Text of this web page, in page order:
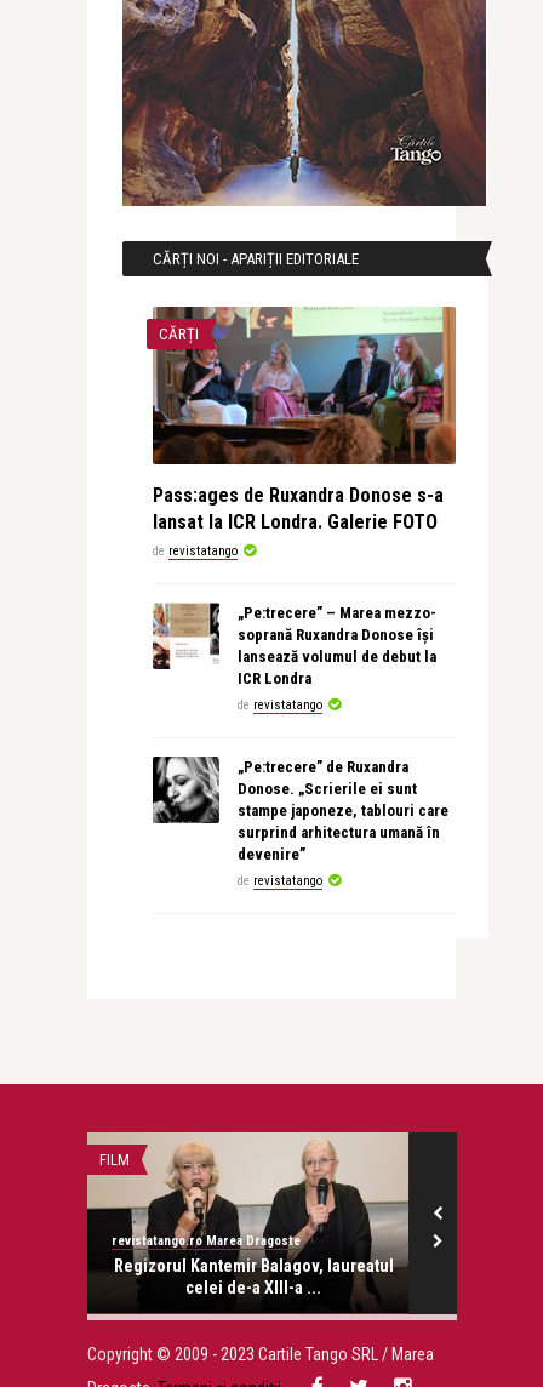
CĂRȚI NOI - APARIȚII EDITORIALE
CĂRȚI
Pass:ages de Ruxandra Donose s-a
lansat la ICR Londra. Galerie FOTO
de revistatango
„Pe:trecere” – Marea mezzo-
soprană Ruxandra Donose își
lansează volumul de debut la
ICR Londra
de revistatango
„Pe:trecere” de Ruxandra
Donose. „Scrierile ei sunt
stampe japoneze, tablouri care
surprind arhitectura umană în
devenire”
de revistatango
FILM
revistatango.ro Marea Dragoste
Regizorul Kantemir Balagov, laureatul
celei de-a XIII-a ...
Copyright © 2009 - 2023 Cartile Tango SRL / Marea